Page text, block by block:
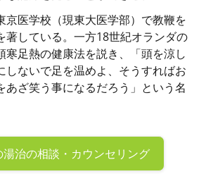
京医学校（現東大医学部）で教鞭を
著している。一方18世紀オランダの
寒足熱の健康法を説き、「頭を涼し
しないで足を温めよ、そうすればお
あざ笑う事になるだろう」という名
湯治の相談・カウンセリング